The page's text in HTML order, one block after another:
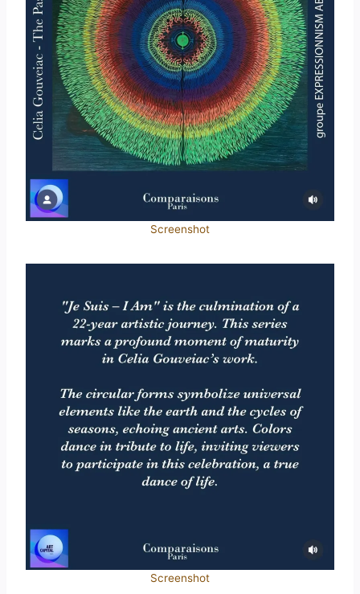
Screenshot
Screenshot